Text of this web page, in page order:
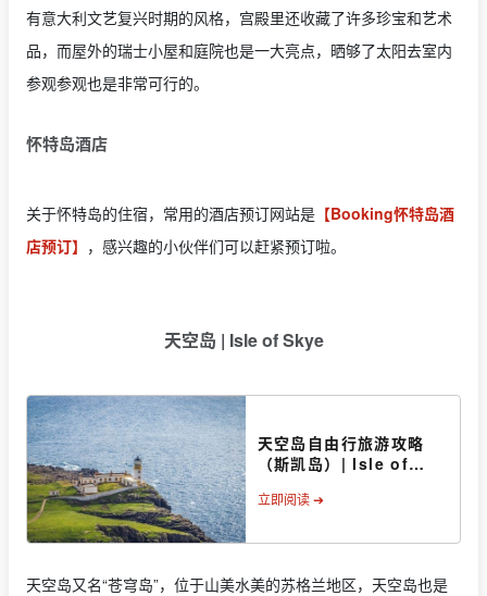
有意大利文艺复兴时期的风格，宫殿里还收藏了许多珍宝和艺术
品，而屋外的瑞士小屋和庭院也是一大亮点，晒够了太阳去室内
参观参观也是非常可行的。
怀特岛酒店
关于怀特岛的住宿，常用的酒店预订网站是 【Booking怀特岛酒
店预订】 ，感兴趣的小伙伴们可以赶紧预订啦。
天空岛 | Isle of Skye
天空岛自由行旅游攻略
（斯凯岛）| Isle of
立即阅读 ➔
天空岛又名“苍穹岛”，位于山美水美的苏格兰地区，天空岛也是